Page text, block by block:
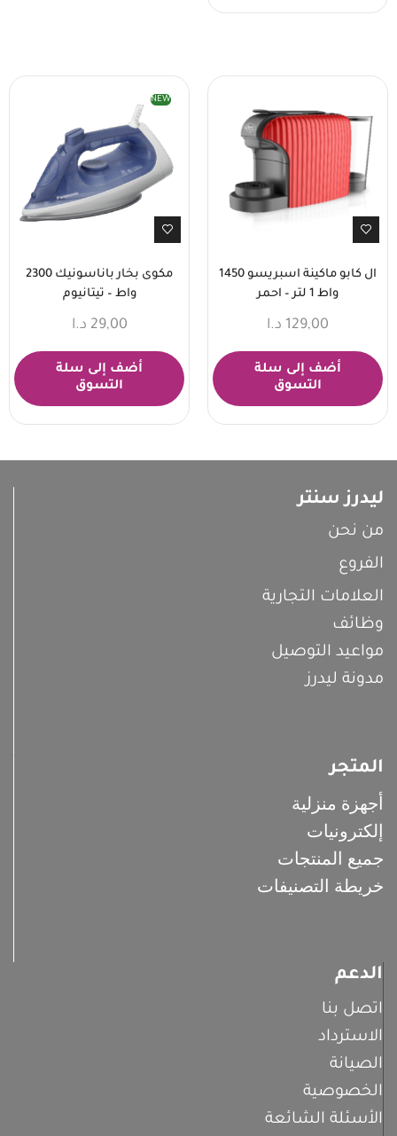
ال كابو ماكينة اسبريسو 1450
واط 1 لتر – احمر
129,00 د.ا
أضف إلى سلة
التسوق
NEW
مكوى بخار باناسونيك 2300
واط – تيتانيوم
29,00 د.ا
أضف إلى سلة
التسوق
ليدرز سنتر
من نحن
الفروع
العلامات التجارية
وظائف
مواعيد التوصيل
مدونة ليدرز
المتجر
أجهزة منزلية
إلكترونيات
جميع المنتجات
خريطة التصنيفات
الدعم
اتصل بنا
الاسترداد
الصيانة
الخصوصية
الأسئلة الشائعة